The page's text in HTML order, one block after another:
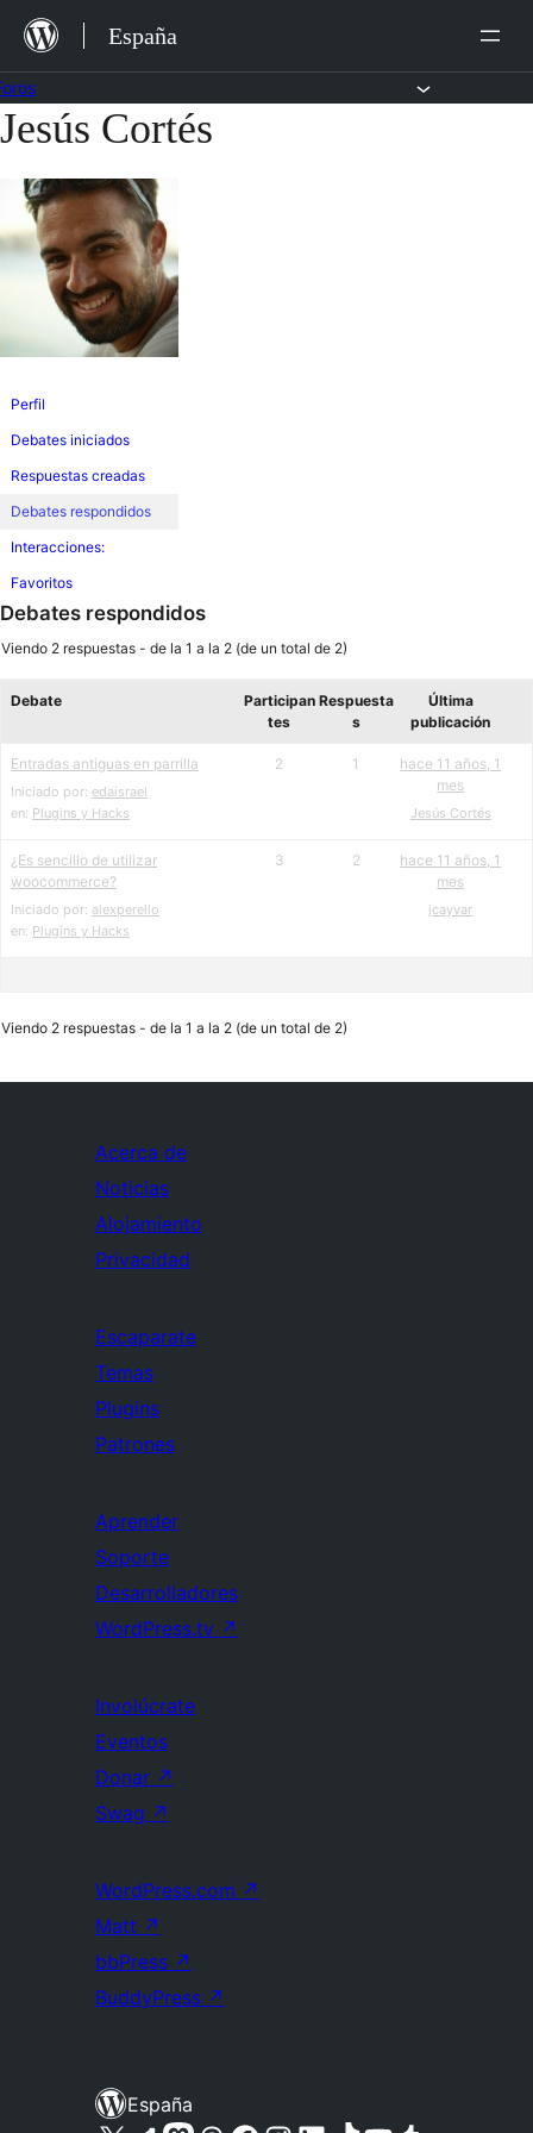
Saltar
contenido
España
Saltar
contenido
Jesús Cortés
Perfil
Debates iniciados
Respuestas creadas
Debates respondidos
Interacciones:
Favoritos
Debates respondidos
Viendo 2 respuestas - de la 1 a la 2 (de un total de 2)
Debate
Participan
tes
Respuesta
s
Última
publicación
Entradas antiguas en parrilla
Iniciado por: edaisrael
en: Plugins y Hacks
2 1
hace 11 años, 1
mes
Jesús Cortés
¿Es sencillo de utilizar
woocommerce?
Iniciado por: alexperello
en: Plugins y Hacks
3 2
hace 11 años, 1
mes
jcayvar
Viendo 2 respuestas - de la 1 a la 2 (de un total de 2)
Acerca de
Noticias
Alojamiento
Privacidad
Escaparate
Temas
Plugins
Patrones
Aprender
Soporte
Desarrolladores
WordPress.tv ↗
Involúcrate
Eventos
Donar ↗
Swag ↗
WordPress.com ↗
Matt ↗
bbPress ↗
BuddyPress ↗
España